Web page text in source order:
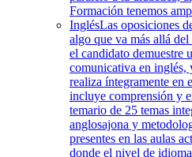
Formación tenemos
InglésLas oposiciones
algo que va más allá
el candidato demuestre
comunicativa en inglés,
realiza íntegramente en
incluye comprensión y
temario de 25 temas
anglosajona y
presentes en las aulas
donde el nivel de